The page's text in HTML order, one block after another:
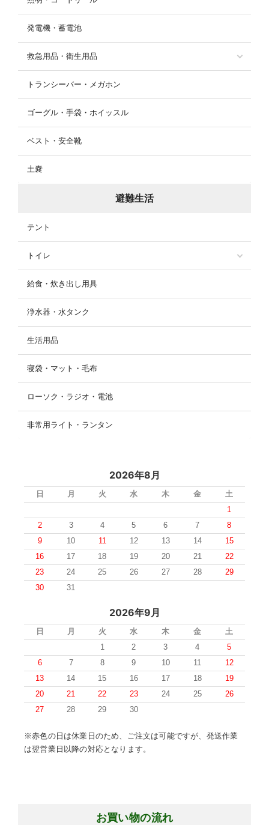
発電機・蓄電池
救急用品・衛生用品
トランシーバー・メガホン
ゴーグル・手袋・ホイッスル
ベスト・安全靴
土嚢
避難生活
テント
トイレ
給食・炊き出し用具
浄水器・水タンク
生活用品
寝袋・マット・毛布
ローソク・ラジオ・電池
非常用ライト・ランタン
2026年8月
日 月 火 水 木 金
土
1
2
3 4 5 6 7
8
9
10 11 12 13 14
15
16
17 18 19 20 21
22
23
24 25 26 27 28
29
30
31
2026年9月
日 月 火 水 木 金
土
1
2 3 4
5
6
7 8 9 10 11
12
13
14 15 16 17 18
19
20
21 22 23 24 25
26
27
28 29 30
※赤色の日は休業日のため、ご注文は可能ですが、発送作業
は翌営業日以降の対応となります。
お買い物の流れ